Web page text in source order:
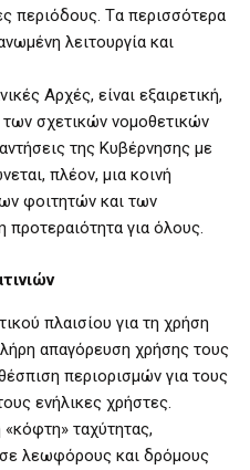
περιόδους. Tα περισσότερα
λειτουργία και
Αρχές, είναι εξαιρετική,
των σχετικών νομοθετικών
της Κυβέρνησης με
πλέον, μια κοινή
φοιτητών και των
για όλους.
πλαισίου για τη χρήση
απαγόρευση χρήσης τους
περιορισμών για τους
ενήλικες χρήστες.
ταχύτητας,
λεωφόρους και δρόμους